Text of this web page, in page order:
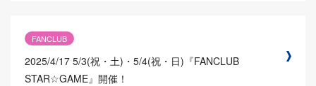
FANCLUB
2025/4/17 5/3(祝・土)・5/4(祝・日)『FANCLUB
STAR☆GAME』開催！